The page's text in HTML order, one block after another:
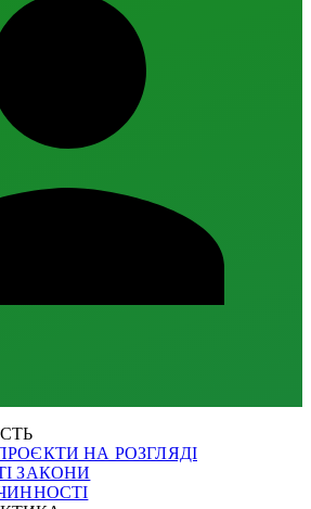
НА РОЗГЛЯДІ
ЗАКОНИ